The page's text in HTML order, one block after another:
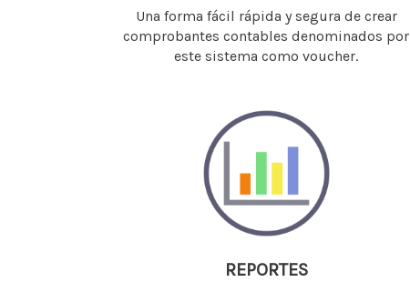
Una forma fácil rápida y segura de crear
comprobantes contables denominados por
este sistema como voucher.
REPORTES